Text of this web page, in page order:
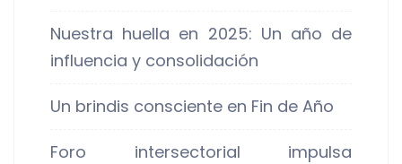
Nuestra huella en 2025: Un año de
influencia y consolidación
Un brindis consciente en Fin de Año
Foro intersectorial impulsa